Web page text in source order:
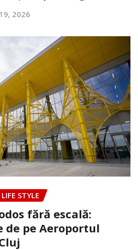
2026
LIFE STYLE
fără escală:
de pe Aeroportul